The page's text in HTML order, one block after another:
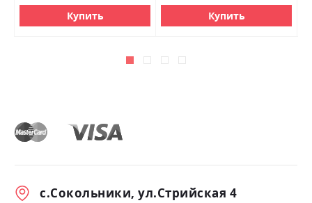
Купить Купить
с.Сокольники, ул.Стрийская 4